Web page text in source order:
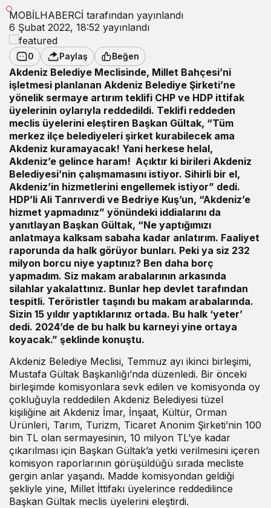
MOBİLHABERCİ tarafından yayınlandı
6 Şubat 2022, 18:52 yayınlandı
0 Paylaş Beğen
Akdeniz Belediye Meclisinde, Millet Bahçesi’ni
işletmesi planlanan Akdeniz Belediye Şirketi’ne
yönelik sermaye artırım teklifi CHP ve HDP ittifak
üyelerinin oylarıyla reddedildi. Teklifi reddeden
meclis üyelerini eleştiren Başkan Gültak, “Tüm
merkez ilçe belediyeleri şirket kurabilecek ama
Akdeniz kuramayacak! Yani herkese helal,
Akdeniz’e gelince haram! Açıktır ki birileri Akdeniz
Belediyesi’nin çalışmamasını istiyor. Sihirli bir el,
Akdeniz’in hizmetlerini engellemek istiyor” dedi.
HDP’li Ali Tanrıverdi ve Bedriye Kuş’un, “Akdeniz’e
hizmet yapmadınız” yönündeki iddialarını da
yanıtlayan Başkan Gültak, “Ne yaptığımızı
anlatmaya kalksam sabaha kadar anlatırım. Faaliyet
raporunda da halk görüyor bunları. Peki ya siz 232
milyon borcu niye yaptınız? Ben daha borç
yapmadım. Siz makam arabalarının arkasında
silahlar yakalattınız. Bunlar hep devlet tarafından
tespitli. Teröristler taşındı bu makam arabalarında.
Sizin 15 yıldır yaptıklarınız ortada. Bu halk ‘yeter’
dedi. 2024’de de bu halk bu karneyi yine ortaya
koyacak.” şeklinde konuştu.
Akdeniz Belediye Meclisi, Temmuz ayı ikinci birleşimi,
Mustafa Gültak Başkanlığı’nda düzenledi. Bir önceki
birleşimde komisyonlara sevk edilen ve komisyonda oy
çokluğuyla reddedilen Akdeniz Belediyesi tüzel
kişiliğine ait Akdeniz İmar, İnşaat, Kültür, Orman
Ürünleri, Tarım, Turizm, Ticaret Anonim Şirketi’nin 100
bin TL olan sermayesinin, 10 milyon TL’ye kadar
çıkarılması için Başkan Gültak’a yetki verilmesini içeren
komisyon raporlarının görüşüldüğü sırada mecliste
gergin anlar yaşandı. Madde komisyondan geldiği
şekliyle yine, Millet İttifakı üyelerince reddedilince
Başkan Gültak meclis üyelerini eleştirdi.